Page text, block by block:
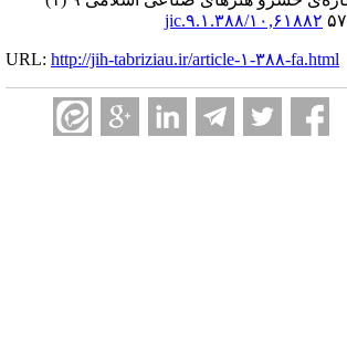
۱۰,۶۱۸۸۲/jic.۹.۱.۳۸۸
URL: http://jih-tabriziau.ir/article-۱-۳۸۸-fa.html